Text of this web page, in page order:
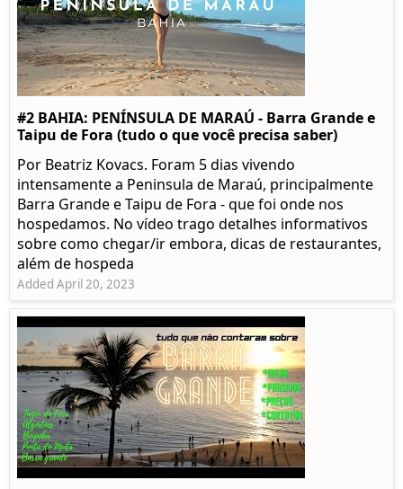
#2 BAHIA: PENÍNSULA DE MARAÚ - Barra Grande e
Taipu de Fora (tudo o que você precisa saber)
Por Beatriz Kovacs. Foram 5 dias vivendo
intensamente a Peninsula de Maraú, principalmente
Barra Grande e Taipu de Fora - que foi onde nos
hospedamos. No vídeo trago detalhes informativos
sobre como chegar/ir embora, dicas de restaurantes,
além de hospeda
Added April 20, 2023